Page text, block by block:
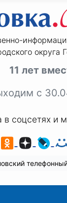
округа
11 лет
с
в соцсетях и
ВКонтактеДзен